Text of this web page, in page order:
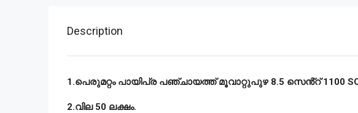
Description
1.പെരുമറ്റം പായിപ്ര പഞ്ചായത്ത് മൂവാറ്റുപുഴ 8.5 സെൻ്റ് 1100
2.വില 50 ലക്ഷം.